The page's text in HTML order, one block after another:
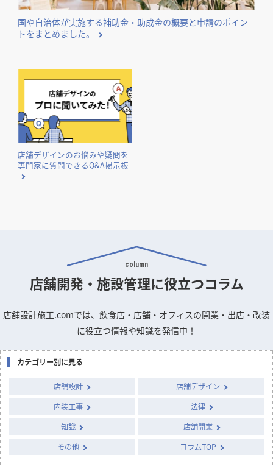
国や自治体が実施する補助金・助成金の概要と申請のポイン
トをまとめました。
店舗デザインのお悩みや疑問を
専門家に質問できるQ&A掲示板
column
店舗開発・施設管理に役立つコラム
店舗設計施工.comでは、飲食店・店舗・オフィスの開業・出店・改装
に役立つ情報や知識を発信中！
カテゴリー別に見る
店舗設計
店舗デザイン
内装工事
法律
知識
店舗開業
その他
コラムTOP